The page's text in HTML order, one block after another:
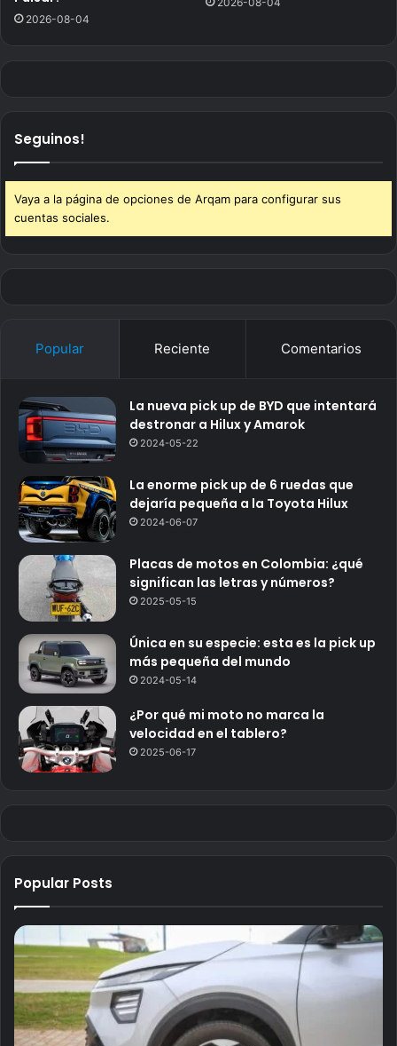
2026-08-04
Seguinos!
Vaya a la página de opciones de Arqam para configurar sus
cuentas sociales.
Popular Reciente Comentarios
La nueva pick up de BYD que intentará
destronar a Hilux y Amarok
2024-05-22
La enorme pick up de 6 ruedas que
dejaría pequeña a la Toyota Hilux
2024-06-07
Placas de motos en Colombia: ¿qué
significan las letras y números?
2025-05-15
Única en su especie: esta es la pick up
más pequeña del mundo
2024-05-14
¿Por qué mi moto no marca la
velocidad en el tablero?
2025-06-17
Popular Posts